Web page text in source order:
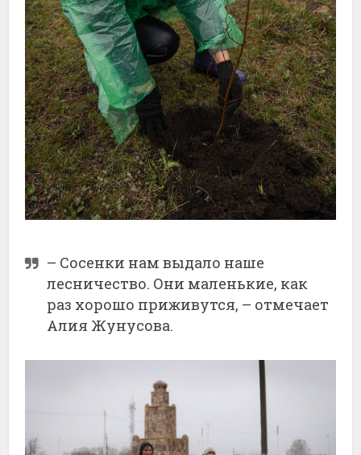
– Сосенки нам выдало наше
лесничество. Они маленькие, как
раз хорошо приживутся, – отмечает
Алия Жунусова.